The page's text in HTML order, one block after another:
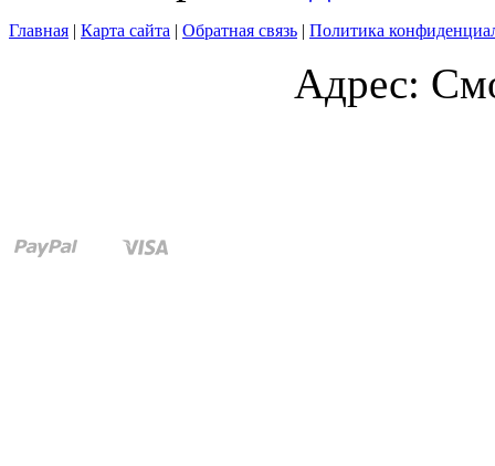
Главная | Карта сайта | Обратная связь | Политика
Адрес: